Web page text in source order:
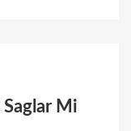
Saglar Mi